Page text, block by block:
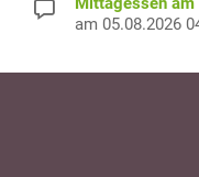
am 05.08.2026